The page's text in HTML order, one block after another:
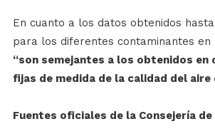
En cuanto a los datos obtenidos
para los diferentes contaminantes en
“son semejantes a los obtenidos
fijas de medida de la calidad del aire
Fuentes oficiales de la Consejería de